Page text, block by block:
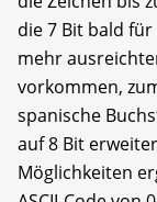
die 7 Bit bald
mehr
vorkommen,
spanische
auf 8 Bit
Möglichkeiten